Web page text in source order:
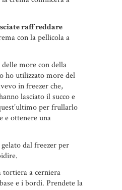
raffreddare
con la pellicola a
more con della
ho utilizzato more del
in freezer che,
lasciato il succo e
per frullarlo
e ottenere una
dal freezer per
tortiera a cerniera
e i bordi. Prendete la